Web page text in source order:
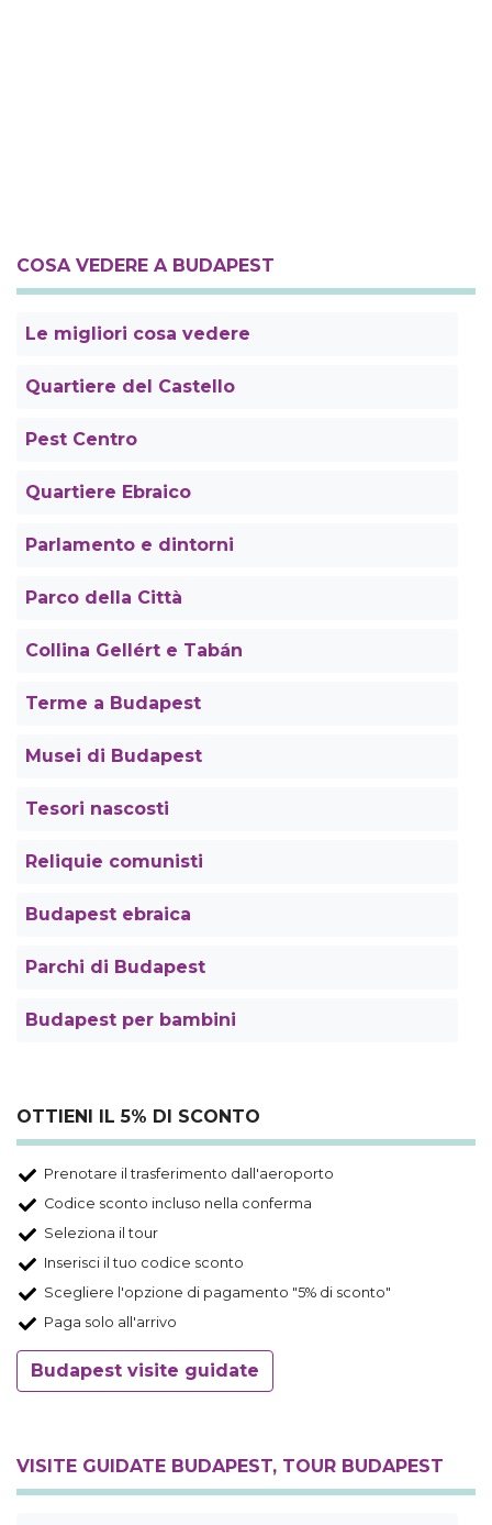
COSA VEDERE A BUDAPEST
Le migliori cosa vedere
Quartiere del Castello
Pest Centro
Quartiere Ebraico
Parlamento e dintorni
Parco della Città
Collina Gellért e Tabán
Terme a Budapest
Musei di Budapest
Tesori nascosti
Reliquie comunisti
Budapest ebraica
Parchi di Budapest
Budapest per bambini
OTTIENI IL 5% DI SCONTO
Prenotare il trasferimento dall'aeroporto
Codice sconto incluso nella conferma
Seleziona il tour
Inserisci il tuo codice sconto
Scegliere l'opzione di pagamento "5% di sconto"
Paga solo all'arrivo
Budapest visite guidate
VISITE GUIDATE BUDAPEST, TOUR BUDAPEST